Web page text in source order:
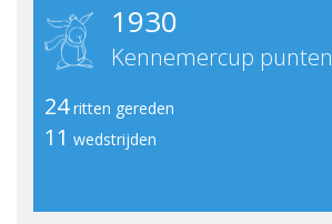
1930
Kennemercup punten
24ritten gereden
11 wedstrijden